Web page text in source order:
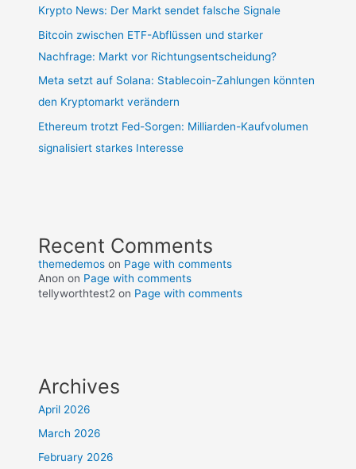
Krypto News: Der Markt sendet falsche Signale
Bitcoin zwischen ETF-Abflüssen und starker
Nachfrage: Markt vor Richtungsentscheidung?
Meta setzt auf Solana: Stablecoin-Zahlungen könnten
den Kryptomarkt verändern
Ethereum trotzt Fed-Sorgen: Milliarden-Kaufvolumen
signalisiert starkes Interesse
Recent Comments
themedemos on Page with comments
Anon on Page with comments
tellyworthtest2 on Page with comments
Archives
April 2026
March 2026
February 2026